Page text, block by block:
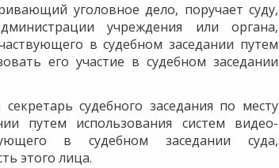
уголовное дело, поручает суду,
учреждения или органа,
в судебном заседании путем
его участие в судебном заседании
судебного заседания по месту
путем использования систем видео-
в судебном заседании суда,
этого лица.